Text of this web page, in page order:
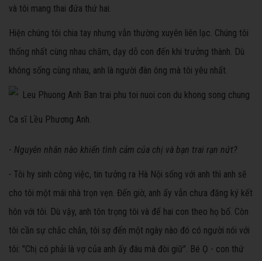
và tôi mang thai đứa thứ hai.
Hiện chúng tôi chia tay nhưng vẫn thường xuyên liên lạc. Chúng tôi
thống nhất cùng nhau chăm, dạy dỗ con đến khi trưởng thành. Dù
không sống cùng nhau, anh là người đàn ông mà tôi yêu nhất.
Ca sĩ Lều Phương Anh.
- Nguyên nhân nào khiến tình cảm của chị và bạn trai rạn nứt?
- Tôi hy sinh công việc, tin tưởng ra Hà Nội sống với anh thì anh sẽ
cho tôi một mái nhà trọn vẹn. Đến giờ, anh ấy vẫn chưa đăng ký kết
hôn với tôi. Dù vậy, anh tôn trọng tôi và để hai con theo họ bố. Còn
tôi cần sự chắc chắn, tôi sợ đến một ngày nào đó có người nói với
tôi: "Chị có phải là vợ của anh ấy đâu mà đòi giữ". Bé Ọ - con thứ